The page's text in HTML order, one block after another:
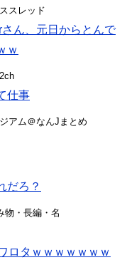
スレッド
ん、元日からとんで
ｗ
仕事
アム＠なんJまとめ
だろ？
物・長編・名
ロタｗｗｗｗｗｗｗ